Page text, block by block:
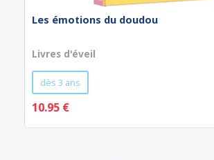
Les émotions du doudou
Livres d'éveil
dès 3 ans
10.95 €